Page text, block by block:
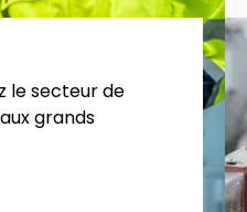
le secteur de
grands